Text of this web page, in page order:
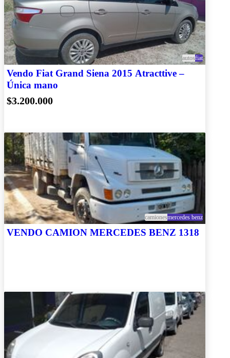
autosfiat
Vendo Fiat Grand Siena 2015 Atracttive –
Única mano
$3.200.000
camionesmercedes benz
VENDO CAMION MERCEDES BENZ 1318